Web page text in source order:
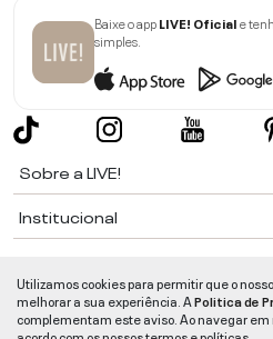
Baixe o appLIVE! Oficiale
simples.
Sobre a LIVE!
Institucional
Ajuda
Utilizamos cookies para permitir que o
melhorar a sua experiência. APolitica de
complementam este aviso. Ao navegar